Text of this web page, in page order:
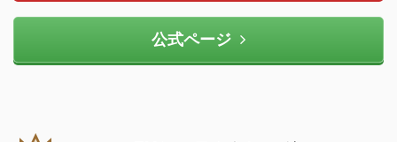
公式ページ